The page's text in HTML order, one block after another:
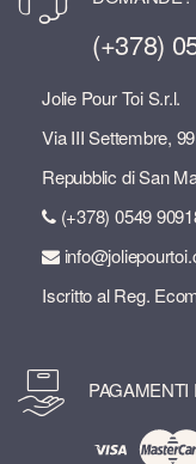
(+378)
Jolie Pour Toi S.r.l.
Via III Settembre,
Repubblic di San
(+378) 0549
Iscritto al Reg.